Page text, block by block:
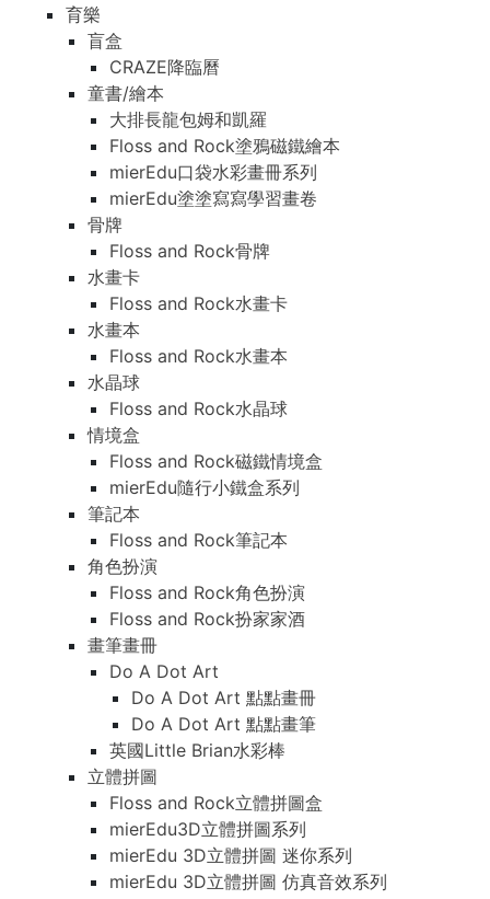
育樂
盲盒
CRAZE降臨曆
童書/繪本
大排長龍包姆和凱羅
Floss and Rock塗鴉磁鐵繪本
mierEdu口袋水彩畫冊系列
mierEdu塗塗寫寫學習畫卷
骨牌
Floss and Rock骨牌
水畫卡
Floss and Rock水畫卡
水畫本
Floss and Rock水畫本
水晶球
Floss and Rock水晶球
情境盒
Floss and Rock磁鐵情境盒
mierEdu隨行小鐵盒系列
筆記本
Floss and Rock筆記本
角色扮演
Floss and Rock角色扮演
Floss and Rock扮家家酒
畫筆畫冊
Do A Dot Art
Do A Dot Art 點點畫冊
Do A Dot Art 點點畫筆
英國Little Brian水彩棒
立體拼圖
Floss and Rock立體拼圖盒
mierEdu3D立體拼圖系列
mierEdu 3D立體拼圖 迷你系列
mierEdu 3D立體拼圖 仿真音效系列